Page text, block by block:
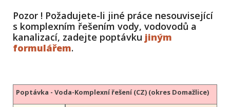
Pozor ! Požadujete-li jiné práce nesouvisející
s komplexním řešením vody, vodovodů a
kanalizací, zadejte poptávku jiným
formulářem.
Poptávka - Voda-Komplexní řešení (CZ) (okres Domažlice)